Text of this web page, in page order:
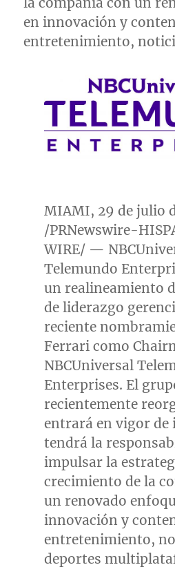
en innovación y
entretenimiento,
MIAMI, 29 de julio
/PRNewswire-
WIRE/ —
Telemundo
un realineamiento
de liderazgo
reciente
Ferraricomo
NBCUniversal
Enterprises. El
recientemente
entrará en vigor de
tendrá la
impulsar la
crecimiento de la
un renovado
innovación y
entretenimiento,
deportes